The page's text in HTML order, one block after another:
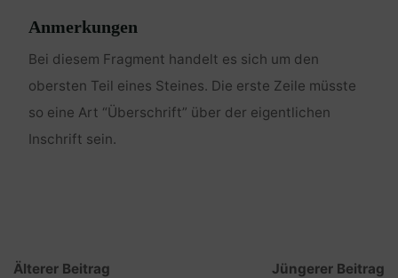
Anmerkungen
Bei diesem Fragment handelt es sich um den
obersten Teil eines Steines. Die erste Zeile müsste
so eine Art “Überschrift” über der eigentlichen
Inschrift sein.
Älterer Beitrag Jüngerer Beitrag